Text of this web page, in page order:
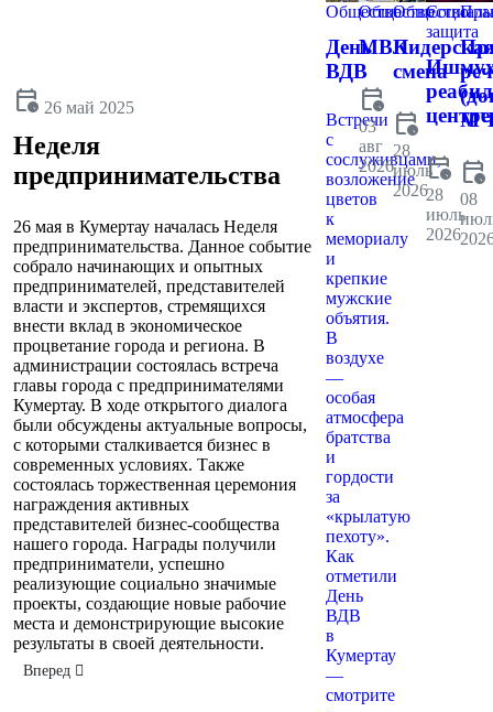
calendar_clock 26 май 2025
Неделя
предпринимательства
26 мая в Кумертау началась Неделя
предпринимательства. Данное событие
собрало начинающих и опытных
предпринимателей, представителей
власти и экспертов, стремящихся
внести вклад в экономическое
процветание города и региона. В
администрации состоялась встреча
главы города с предпринимателями
Кумертау. В ходе открытого диалога
были обсуждены актуальные вопросы,
с которыми сталкивается бизнес в
современных условиях. Также
состоялась торжественная церемония
награждения активных
представителей бизнес-сообщества
нашего города. Награды получили
предприниматели, успешно
реализующие социально значимые
проекты, создающие новые рабочие
места и демонстрирующие высокие
результаты в своей деятельности.
Следующий: Малый бизнес подводит итоги
Вперед
Общество
День
ВДВ
Встречи
с
сослуживцами,
возложение
цветов
к
мемориалу
и
крепкие
мужские
объятия.
В
воздухе
—
особая
атмосфера
братства
и
гордости
за
«крылатую
пехоту».
Как
отметили
День
ВДВ
в
Кумертау
—
смотрите
Общество
МВК
calendar_clock
03
авг
2026
Общество
смена
calendar_clock
28
июль
2026
защита
центре
calendar_clock
28
июль
2026
calendar_clock
08